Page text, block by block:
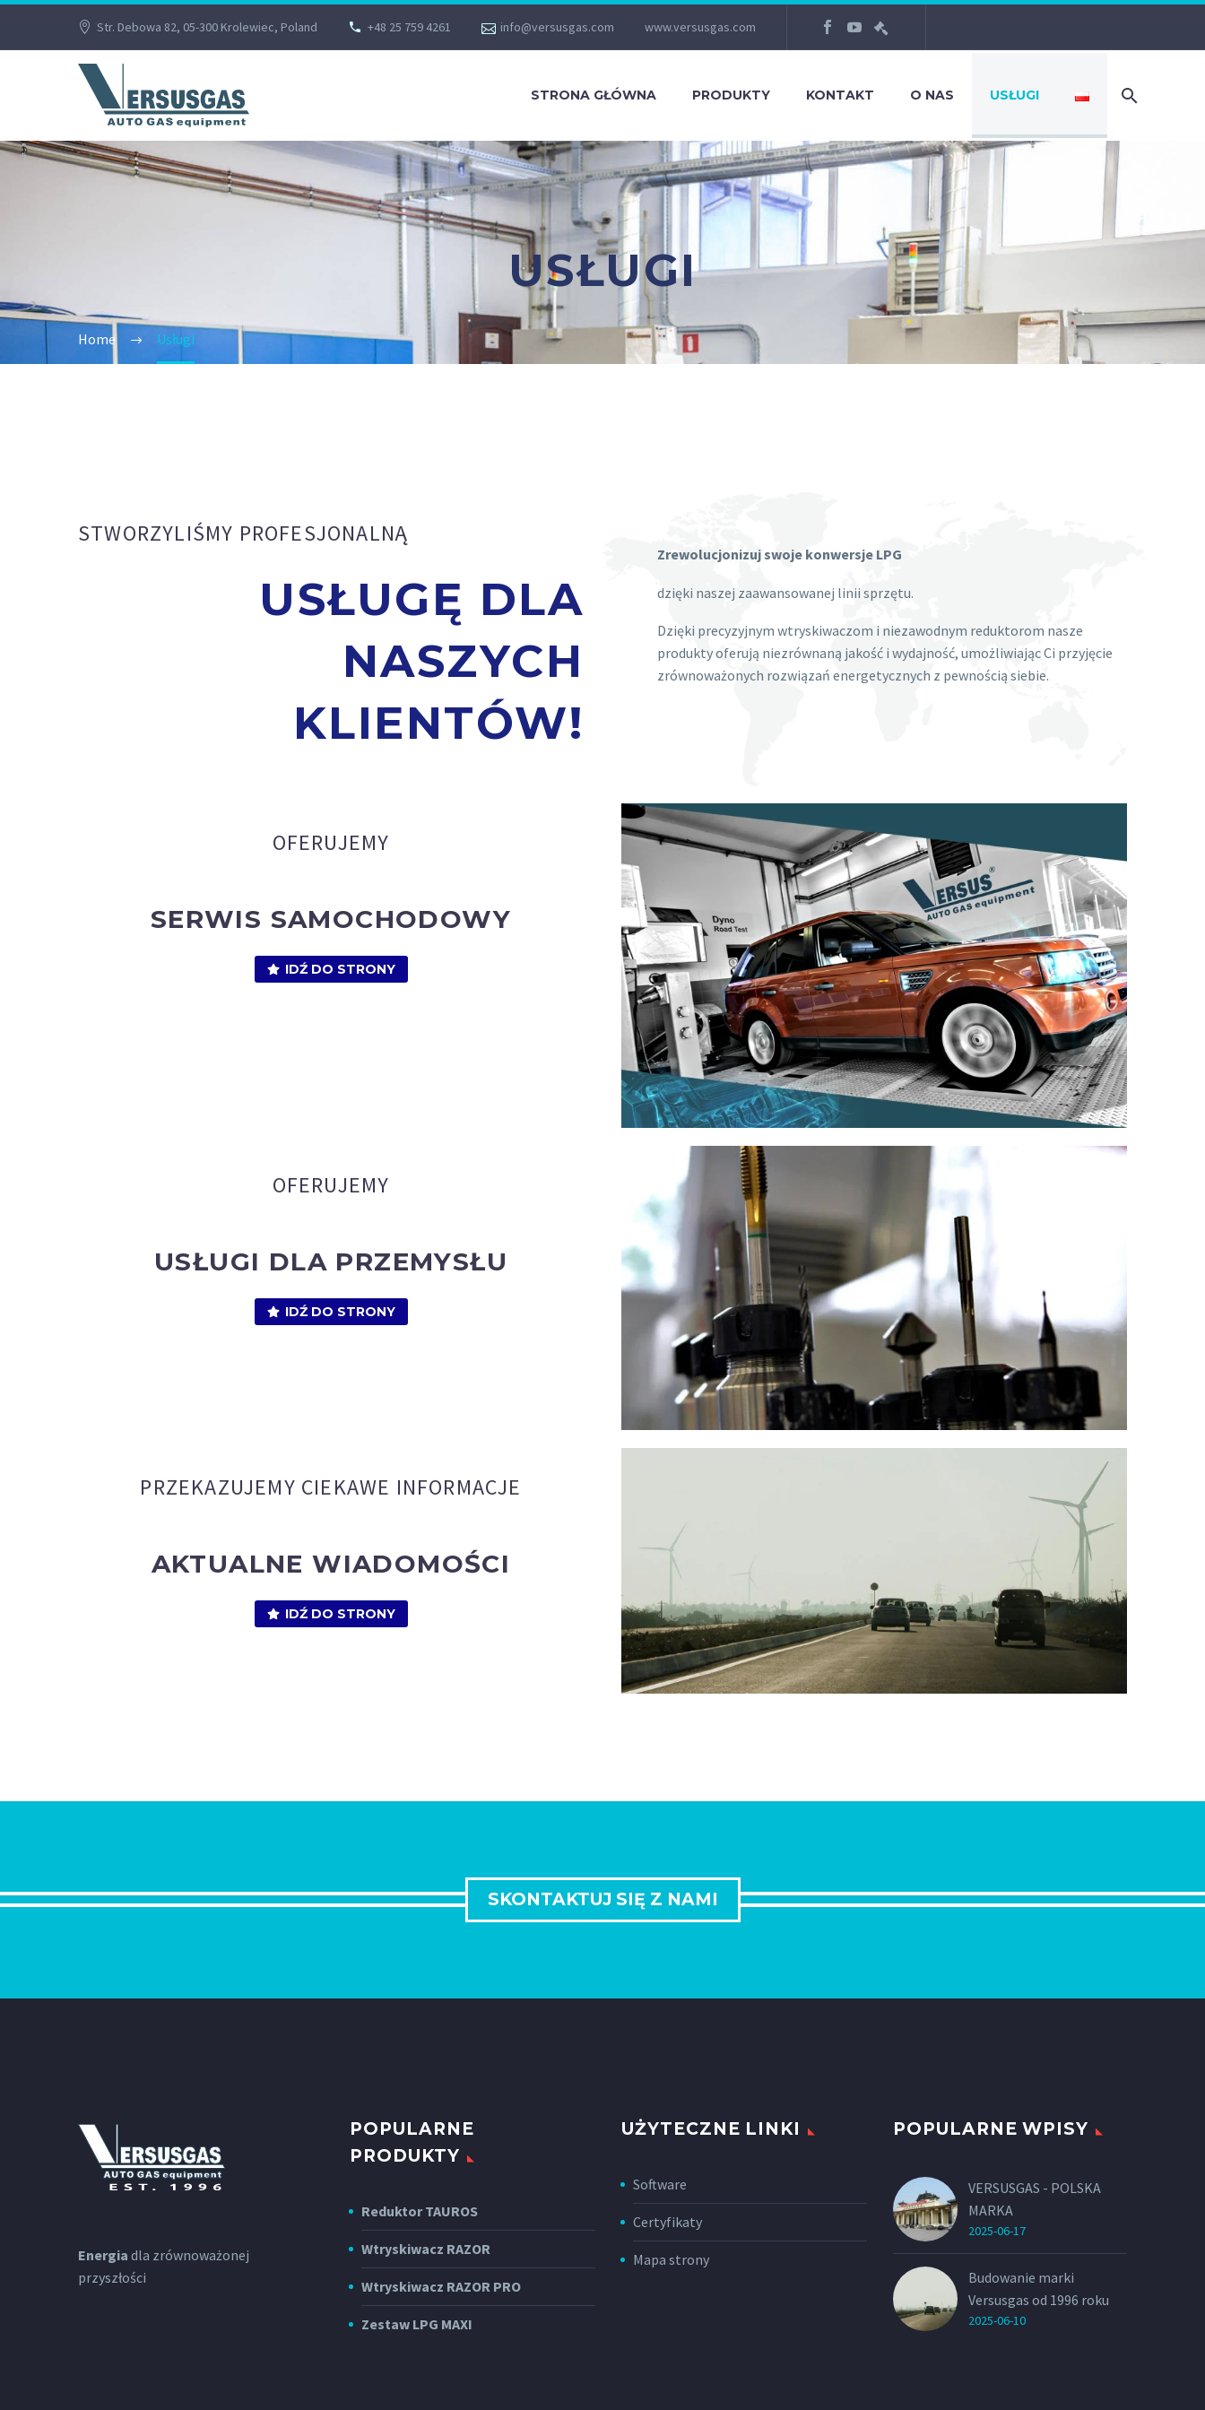
Str. Debowa 82, 05-300 Krolewiec, Poland +48 25 759 4261 info@versusgas.com www.versusgas.com
STRONA GŁÓWNA PRODUKTY KONTAKT O NAS USŁUGI
USŁUGI
Home Usługi
STWORZYLIŚMY PROFESJONALNĄ
USŁUGĘ DLA
NASZYCH
KLIENTÓW!
Zrewolucjonizuj swoje konwersje LPG
dzięki naszej zaawansowanej linii sprzętu.
Dzięki precyzyjnym wtryskiwaczom i niezawodnym reduktorom nasze
produkty oferują niezrównaną jakość i wydajność, umożliwiając Ci przyjęcie
zrównoważonych rozwiązań energetycznych z pewnością siebie.
OFERUJEMY
SERWIS SAMOCHODOWY
IDŹ DO STRONY
OFERUJEMY
USŁUGI DLA PRZEMYSŁU
IDŹ DO STRONY
PRZEKAZUJEMY CIEKAWE INFORMACJE
AKTUALNE WIADOMOŚCI
IDŹ DO STRONY
SKONTAKTUJ SIĘ Z NAMI
Energia dla zrównoważonej
przyszłości
POPULARNE
PRODUKTY
Reduktor TAUROS
Wtryskiwacz RAZOR
Wtryskiwacz RAZOR PRO
Zestaw LPG MAXI
UŻYTECZNE LINKI
Software
Certyfikaty
Mapa strony
POPULARNE WPISY
VERSUSGAS - POLSKA
MARKA
2025-06-17
Budowanie marki
Versusgas od 1996 roku
2025-06-10